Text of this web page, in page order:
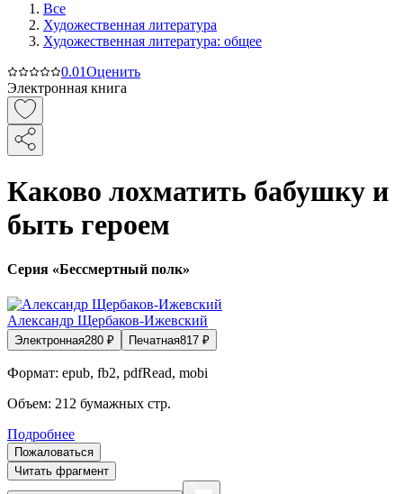
Все
Художественная литература
Художественная литература: общее
0.01Оценить
Электронная книга
Каково лохматить бабушку и
быть героем
Серия «Бессмертный полк»
Александр Щербаков-Ижевский
Электронная280 ₽ Печатная817 ₽
Формат: epub, fb2, pdfRead, mobi
Объем: 212 бумажных стр.
Подробнее
Пожаловаться
Читать фрагмент